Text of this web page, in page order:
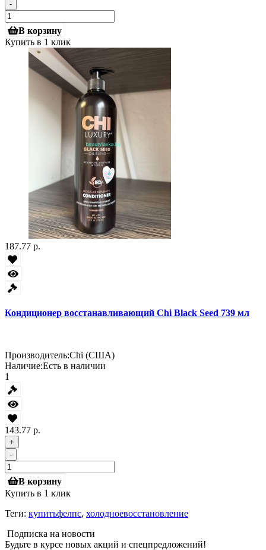
-
В корзину
Купить в 1 клик
187.77 р.
Кондиционер восстанавливающий Chi Black Seed 739 мл
Производитель:Chi (США)
Наличие:Есть в наличии
1
143.77 р.
+
-
В корзину
Купить в 1 клик
Теги: купитьфелпс, холодноевосстановление
Подписка на новости
Будьте в курсе новых акций и спецпредложений!